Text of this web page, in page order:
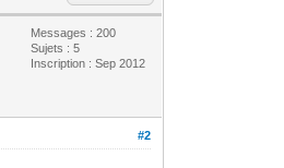
Messages : 200
Sujets : 5
Inscription : Sep 2012
#2